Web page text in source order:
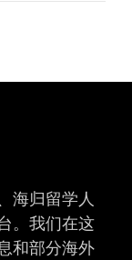
海归留学人
。我们在这
和部分海外